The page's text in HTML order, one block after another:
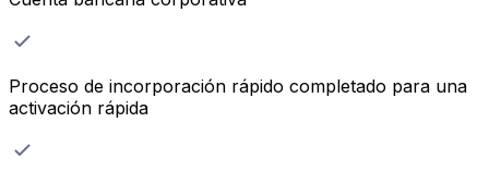
Proceso de incorporación rápido completado para una
activación rápida